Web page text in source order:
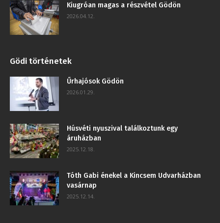
Kiugróan magas a részvétel Gödön
2026.04.12.
Gödi történetek
Űrhajósok Gödön
2026.01.29.
Húsvéti nyuszival találkoztunk egy
áruházban
2025.12.18.
Tóth Gabi énekel a Kincsem Udvarházban
vasárnap
2025.12.14.